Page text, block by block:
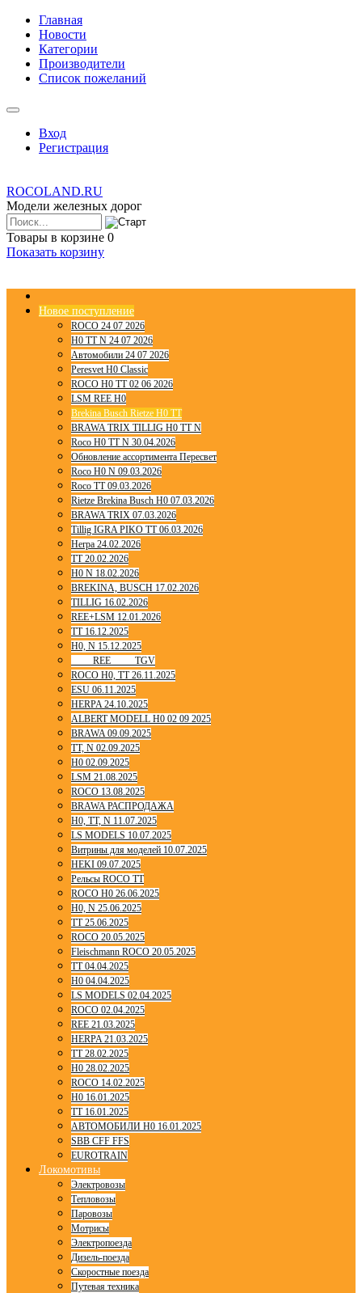
Главная
Новости
Категории
Производители
Список пожеланий
Вход
Регистрация
ROCOLAND.RU
Модели железных дорог
Товары в корзине 0
Показать корзину
Новое поступление
ROCO 24 07 2026
H0 TT N 24 07 2026
Автомобили 24 07 2026
Peresvet H0 Classic
ROCO H0 TT 02 06 2026
LSM REE H0
Brekina Busch Rietze H0 TT
BRAWA TRIX TILLIG H0 TT N
Roco H0 TT N 30.04.2026
Обновление ассортимента Пересвет
Roco H0 N 09.03.2026
Roco TT 09.03.2026
Rietze Brekina Busch H0 07.03.2026
BRAWA TRIX 07.03.2026
Tillig IGRA PIKO TT 06.03.2026
Herpa 24.02.2026
TT 20.02.2026
H0 N 18.02.2026
BREKINA, BUSCH 17.02.2026
TILLIG 16.02.2026
REE+LSM 12.01.2026
TT 16.12.2025
H0, N 15.12.2025
____ REE ____ TGV
ROCO H0, TT 26.11.2025
ESU 06.11.2025
HERPA 24.10.2025
ALBERT MODELL H0 02 09 2025
BRAWA 09.09.2025
TT, N 02.09.2025
H0 02.09.2025
LSM 21.08.2025
ROCO 13.08.2025
BRAWA РАСПРОДАЖА
H0, TT, N 11.07.2025
LS MODELS 10.07.2025
Витрины для моделей 10.07.2025
HEKI 09.07.2025
Рельсы ROCO TT
ROCO H0 26.06.2025
H0, N 25.06.2025
TT 25.06.2025
ROCO 20.05.2025
Fleischmann ROCO 20.05.2025
TT 04.04.2025
H0 04.04.2025
LS MODELS 02.04.2025
ROCO 02.04.2025
REE 21.03.2025
HERPA 21.03.2025
TT 28.02.2025
H0 28.02.2025
ROCO 14.02.2025
H0 16.01.2025
TT 16.01.2025
АВТОМОБИЛИ H0 16.01.2025
SBB CFF FFS
EUROTRAIN
Локомотивы
Электровозы
Тепловозы
Паровозы
Мотрисы
Электропоезда
Дизель-поезда
Скоростные поезда
Путевая техника